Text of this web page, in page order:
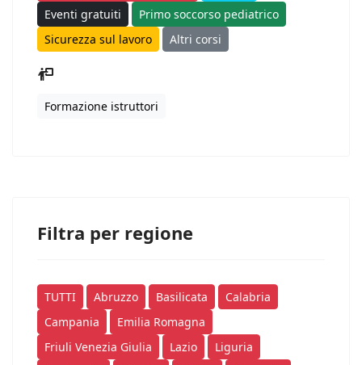
Eventi gratuiti
Primo soccorso pediatrico
Sicurezza sul lavoro
Altri corsi
Formazione istruttori
Filtra per regione
TUTTI Abruzzo Basilicata
Calabria
Campania
Emilia Romagna
Friuli Venezia Giulia
Lazio
Liguria